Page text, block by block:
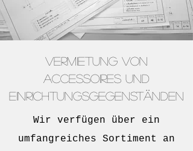
Vermietung von
Accessoires und
Einrichtungsgegenständen
Wir verfügen über ein
umfangreiches Sortiment an